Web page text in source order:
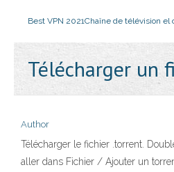
Best VPN 2021Chaîne de télévision el
Télécharger un
Author
Télécharger le fichier .torrent.
aller dans Fichier / Ajouter un